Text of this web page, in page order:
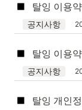
탈잉 이용
공지사항
탈잉 이용
공지사항
탈잉 개인